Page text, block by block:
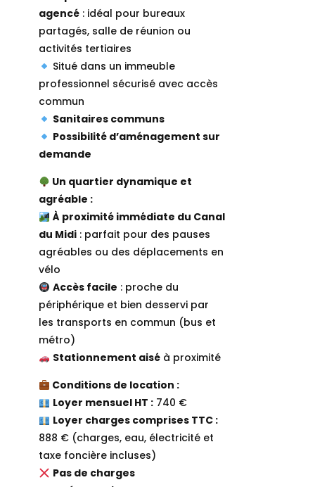
agencé: idéal pour bureaux
partagés, salle de réunion ou
activités tertiaires
Situé dans un immeuble
professionnel sécurisé avec accès
commun
Sanitaires communs
Possibilité d’aménagement sur
demande
Un quartier dynamique et
agréable :
À proximité immédiate du Canal
du Midi: parfait pour des pauses
agréables ou des déplacements en
vélo
Accès facile : proche du
périphérique et bien desservi par
les transports en commun (bus et
métro)
Stationnement aiséà proximité
Conditions de location :
Loyer mensuel HT :740 €
Loyer charges comprises TTC :
888 € (charges, eau, électricité et
taxe foncière incluses)
Pas de charges